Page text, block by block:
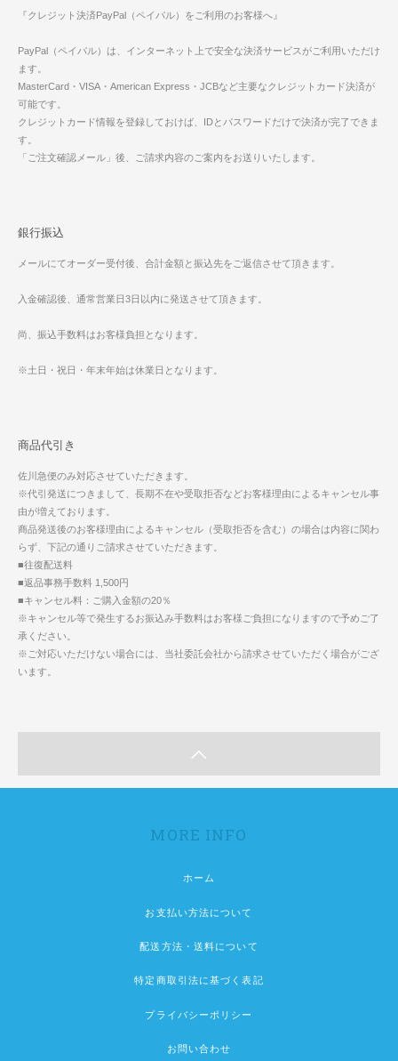
『クレジット決済PayPal（ペイパル）をご利用のお客様へ』
PayPal（ペイパル）は、インターネット上で安全な決済サービスがご利用いただけ
ます。
MasterCard・VISA・American Express・JCBなど主要なクレジットカード決済が
可能です。
クレジットカード情報を登録しておけば、IDとパスワードだけで決済が完了できま
す。
「ご注文確認メール」後、ご請求内容のご案内をお送りいたします。
銀行振込
メールにてオーダー受付後、合計金額と振込先をご返信させて頂きます。
入金確認後、通常営業日3日以内に発送させて頂きます。
尚、振込手数料はお客様負担となります。
※土日・祝日・年末年始は休業日となります。
商品代引き
佐川急便のみ対応させていただきます。
※代引発送につきまして、長期不在や受取拒否などお客様理由によるキャンセル事
由が増えております。
商品発送後のお客様理由によるキャンセル（受取拒否を含む）の場合は内容に関わ
らず、下記の通りご請求させていただきます。
■往復配送料
■返品事務手数料 1,500円
■キャンセル料：ご購入金額の20％
※キャンセル等で発生するお振込み手数料はお客様ご負担になりますので予めご了
承ください。
※ご対応いただけない場合には、当社委託会社から請求させていただく場合がござ
います。
MORE INFO
ホーム
お支払い方法について
配送方法・送料について
特定商取引法に基づく表記
プライバシーポリシー
お問い合わせ